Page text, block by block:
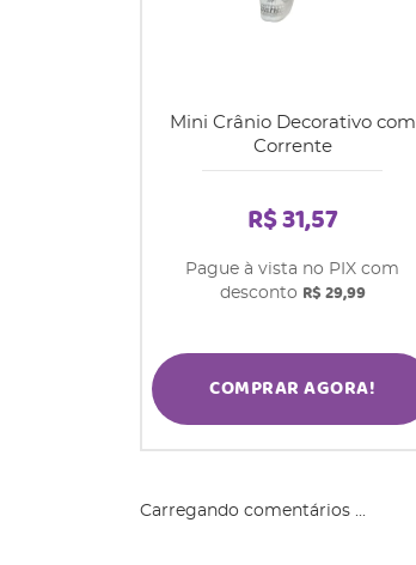
Mini Crânio Decorativo com
Corrente
R$ 31,57
Pague à vista no PIX com
desconto R$ 29,99
COMPRAR AGORA!
Carregando comentários ...